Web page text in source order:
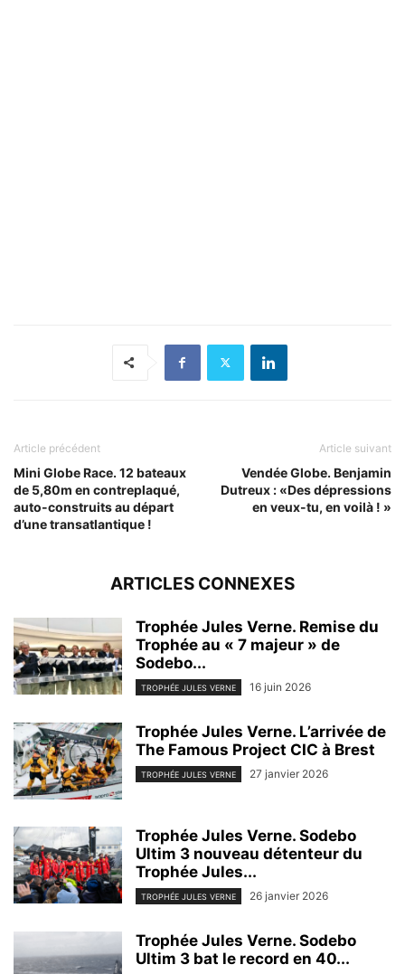
Article précédent
Mini Globe Race. 12 bateaux
de 5,80m en contreplaqué,
auto-construits au départ
d’une transatlantique !
Article suivant
Vendée Globe. Benjamin
Dutreux : «Des dépressions
en veux-tu, en voilà ! »
ARTICLES CONNEXES
Trophée Jules Verne. Remise du
Trophée au « 7 majeur » de
Sodebo...
TROPHÉE JULES VERNE 16 juin 2026
Trophée Jules Verne. L’arrivée de
The Famous Project CIC à Brest
TROPHÉE JULES VERNE 27 janvier 2026
Trophée Jules Verne. Sodebo
Ultim 3 nouveau détenteur du
Trophée Jules...
TROPHÉE JULES VERNE 26 janvier 2026
Trophée Jules Verne. Sodebo
Ultim 3 bat le record en 40...